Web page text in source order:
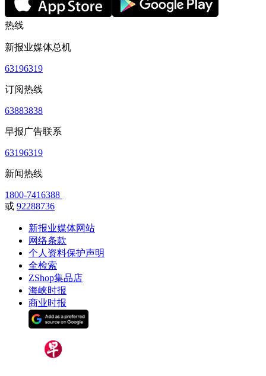
热线
新报业媒体总机
63196319
订阅热线
63883838
早报广告联系
63196319
新闻热线
1800-7416388
或 92288736
新报业媒体网站
网络条款
个人资料保护声明
全检索
ZShop集品店
海峡时报
商业时报